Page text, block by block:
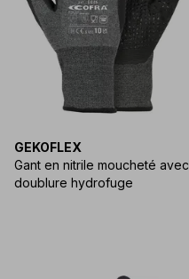
GEKOFLEX
Gant en nitrile moucheté avec
doublure hydrofuge